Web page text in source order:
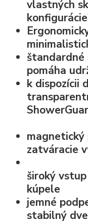
vlastných
štandardné
pomáha
k dispozícii
magnetický
zatváracie
široký vstup
kúpele
jemné
stabilný